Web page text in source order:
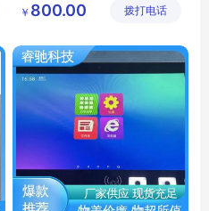
校园信息发布系统
智能测温班级班牌
公司
￥ 800.00 拨打电话